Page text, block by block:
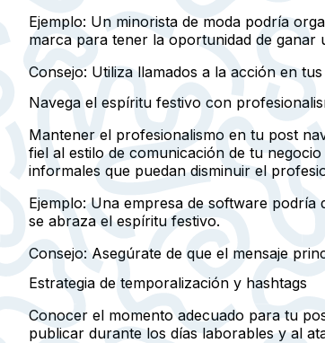
Ejemplo: Un minorista de moda podría
marca para tener la oportunidad de ganar
Consejo: Utiliza llamados a la acción en
Navega el espíritu festivo con
Mantener el profesionalismo en tu post
fiel al estilo de comunicación de tu
informales que puedan disminuir el
Ejemplo: Una empresa de software podría
se abraza el espíritu festivo.
Consejo: Asegúrate de que el mensaje
Estrategia de temporalización y hashtags
Conocer el momento adecuado para tu
publicar durante los días laborables y al